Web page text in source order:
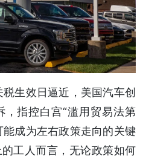
生效日逼近，美国汽车创
指控白宫“滥用贸易法第
成为左右政策走向的关键
工人而言，无论政策如何